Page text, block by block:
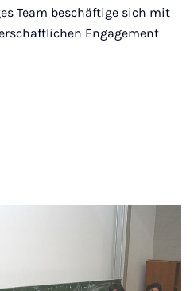
Team beschäftige sich mit
Engagement